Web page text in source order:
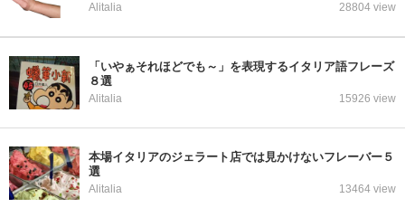
Alitalia 28804 view
「いやぁそれほどでも～」を表現するイタリア語フレーズ
８選
Alitalia 15926 view
本場イタリアのジェラート店では見かけないフレーバー５
選
Alitalia 13464 view